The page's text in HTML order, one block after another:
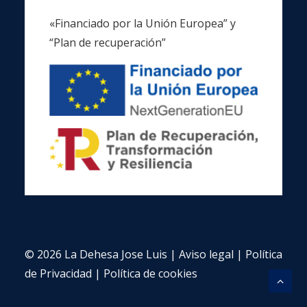
«Financiado por la Unión Europea” y
“Plan de recuperación”
© 2026 La Dehesa Jose Luis | Aviso legal | Política
de Privacidad | Política de cookies